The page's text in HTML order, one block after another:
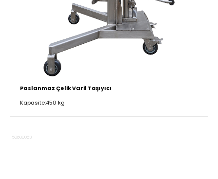
Paslanmaz Çelik Varil Taşıyıcı
Kapasite:450 kg
50600053